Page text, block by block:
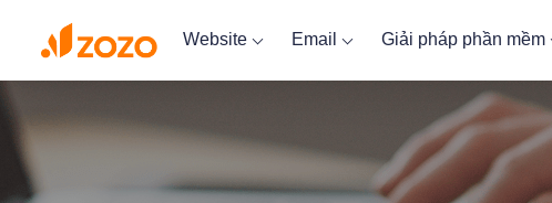
Website Email Giải pháp phần mềm